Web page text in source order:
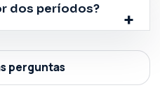
dos períodos?
perguntas